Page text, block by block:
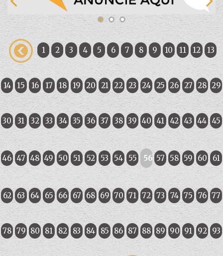
1 2 3 4 5 6 7 8 9 10 11 12 13
14 15 16 17 18 19 20 21 22 23 24 25 26 27 28 29
30 31 32 33 34 35 36 37 38 39 40 41 42 43 44 45
46 47 48 49 50 51 52 53 54 55 56 57 58 59 60 61
62 63 64 65 66 67 68 69 70 71 72 73 74 75 76 77
78 79 80 81 82 83 84 85 86 87 88 89 90 91 92 93